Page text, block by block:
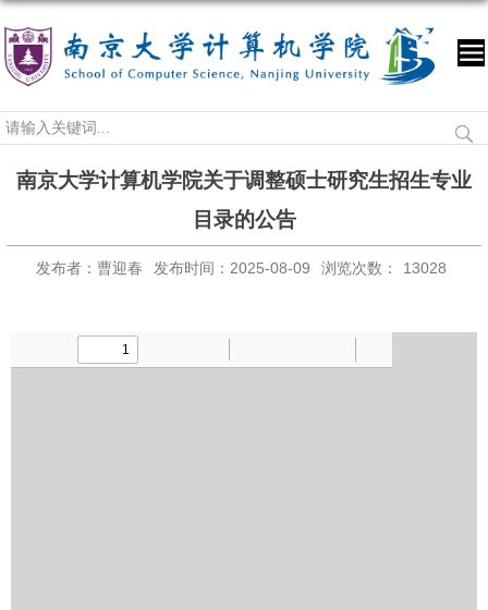
南京大学计算机学院关于调整硕士研究生招生专业
目录的公告
发布者：曹迎春 发布时间：2025-08-09 浏览次数： 13028